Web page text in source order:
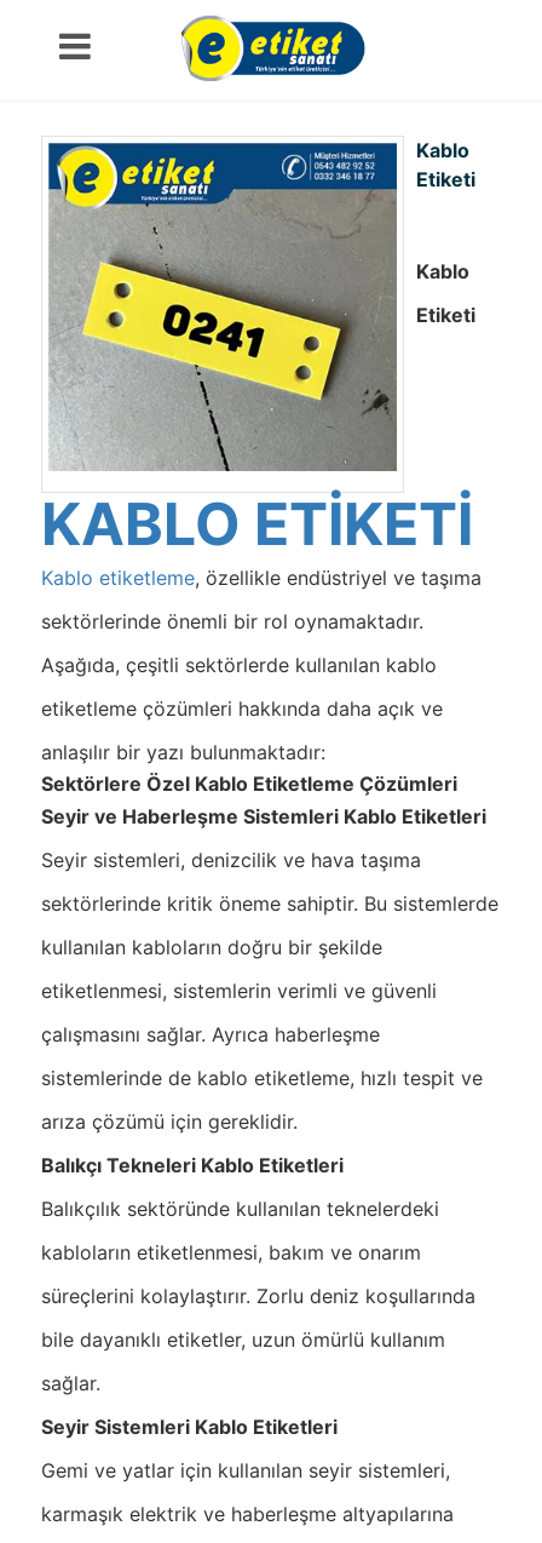
Kablo
Etiketi
Kablo
Etiketi
KABLO ETİKETİ
Kablo etiketleme, özellikle endüstriyel ve taşıma
sektörlerinde önemli bir rol oynamaktadır.
Aşağıda, çeşitli sektörlerde kullanılan kablo
etiketleme çözümleri hakkında daha açık ve
anlaşılır bir yazı bulunmaktadır:
Sektörlere Özel Kablo Etiketleme Çözümleri
Seyir ve Haberleşme Sistemleri Kablo Etiketleri
Seyir sistemleri, denizcilik ve hava taşıma
sektörlerinde kritik öneme sahiptir. Bu sistemlerde
kullanılan kabloların doğru bir şekilde
etiketlenmesi, sistemlerin verimli ve güvenli
çalışmasını sağlar. Ayrıca haberleşme
sistemlerinde de kablo etiketleme, hızlı tespit ve
arıza çözümü için gereklidir.
Balıkçı Tekneleri Kablo Etiketleri
Balıkçılık sektöründe kullanılan teknelerdeki
kabloların etiketlenmesi, bakım ve onarım
süreçlerini kolaylaştırır. Zorlu deniz koşullarında
bile dayanıklı etiketler, uzun ömürlü kullanım
sağlar.
Seyir Sistemleri Kablo Etiketleri
Gemi ve yatlar için kullanılan seyir sistemleri,
karmaşık elektrik ve haberleşme altyapılarına